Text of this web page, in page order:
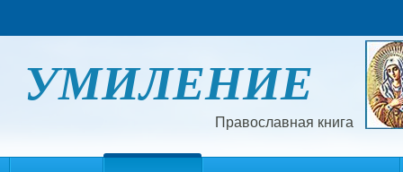
УМИЛЕНИЕ
Православная книга